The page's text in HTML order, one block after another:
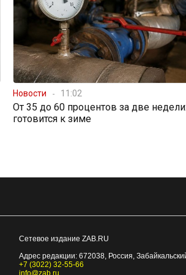
Новости 11:02
От 35 до 60 процентов за две
готовится к зиме
Сетевое издание ZAB.RU
Адрес редакции: 672038, Россия,
+7 (3022) 32-55-66
info@zab.ru